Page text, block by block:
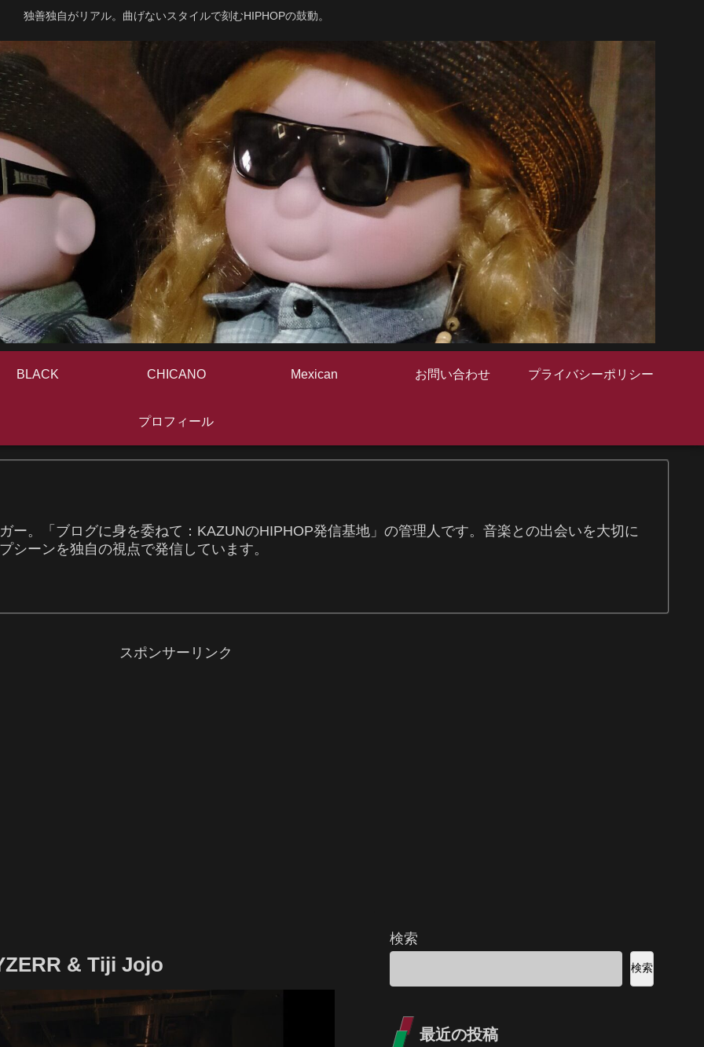
独善独自がリアル。曲げないスタイルで刻むHIPHOPの鼓動。
BLACK CHICANO Mexican お問い合わせ プライバシーポリシー
プロフィール
ー。「ブログに身を委ねて：KAZUNのHIPHOP発信基地」の管理人です。音楽との出会いを大切に
シーンを独自の視点で発信しています。
スポンサーリンク
& Tiji Jojo
検索
検索
最近の投稿